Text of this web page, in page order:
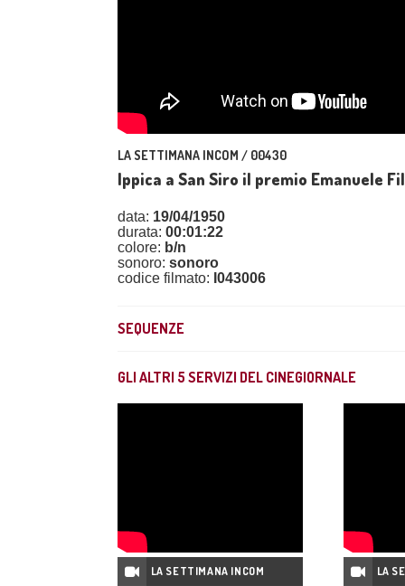
LA SETTIMANA INCOM / 00430
Ippica a San Siro il premio Emanuele
data: 19/04/1950
durata: 00:01:22
colore: b/n
sonoro: sonoro
codice filmato: I043006
SEQUENZE
GLI ALTRI 5 SERVIZI DEL CINEGIORNALE
LA SETTIMANA INCOM
LA